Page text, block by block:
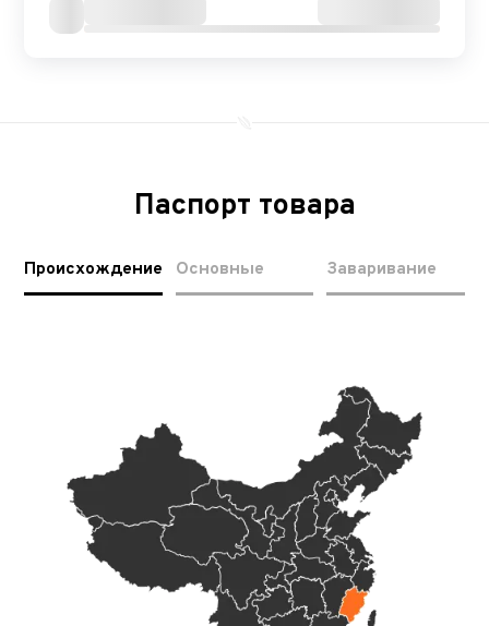
Паспорт товара
Происхождение Основные Заваривание